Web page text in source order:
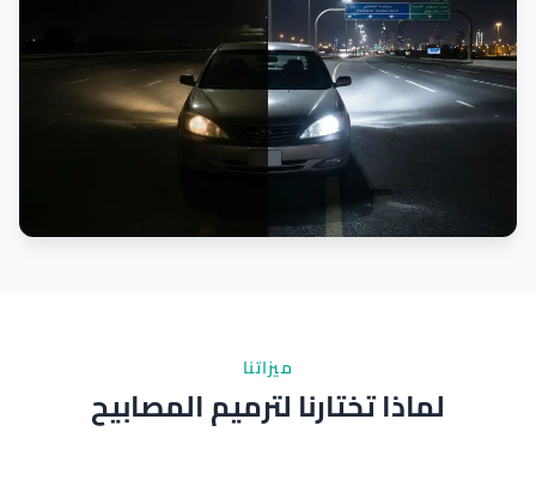
ميزاتنا
لماذا تختارنا لترميم المصابيح